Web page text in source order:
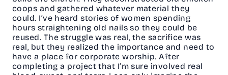
coops and gathered whatever material they
could. I’ve heard stories of women spending
hours straightening old nails so they could be
reused. The struggle was real, the sacrifice was
real, but they realized the importance and need to
have a place for corporate worship. After
completing a project that I’m sure involved real